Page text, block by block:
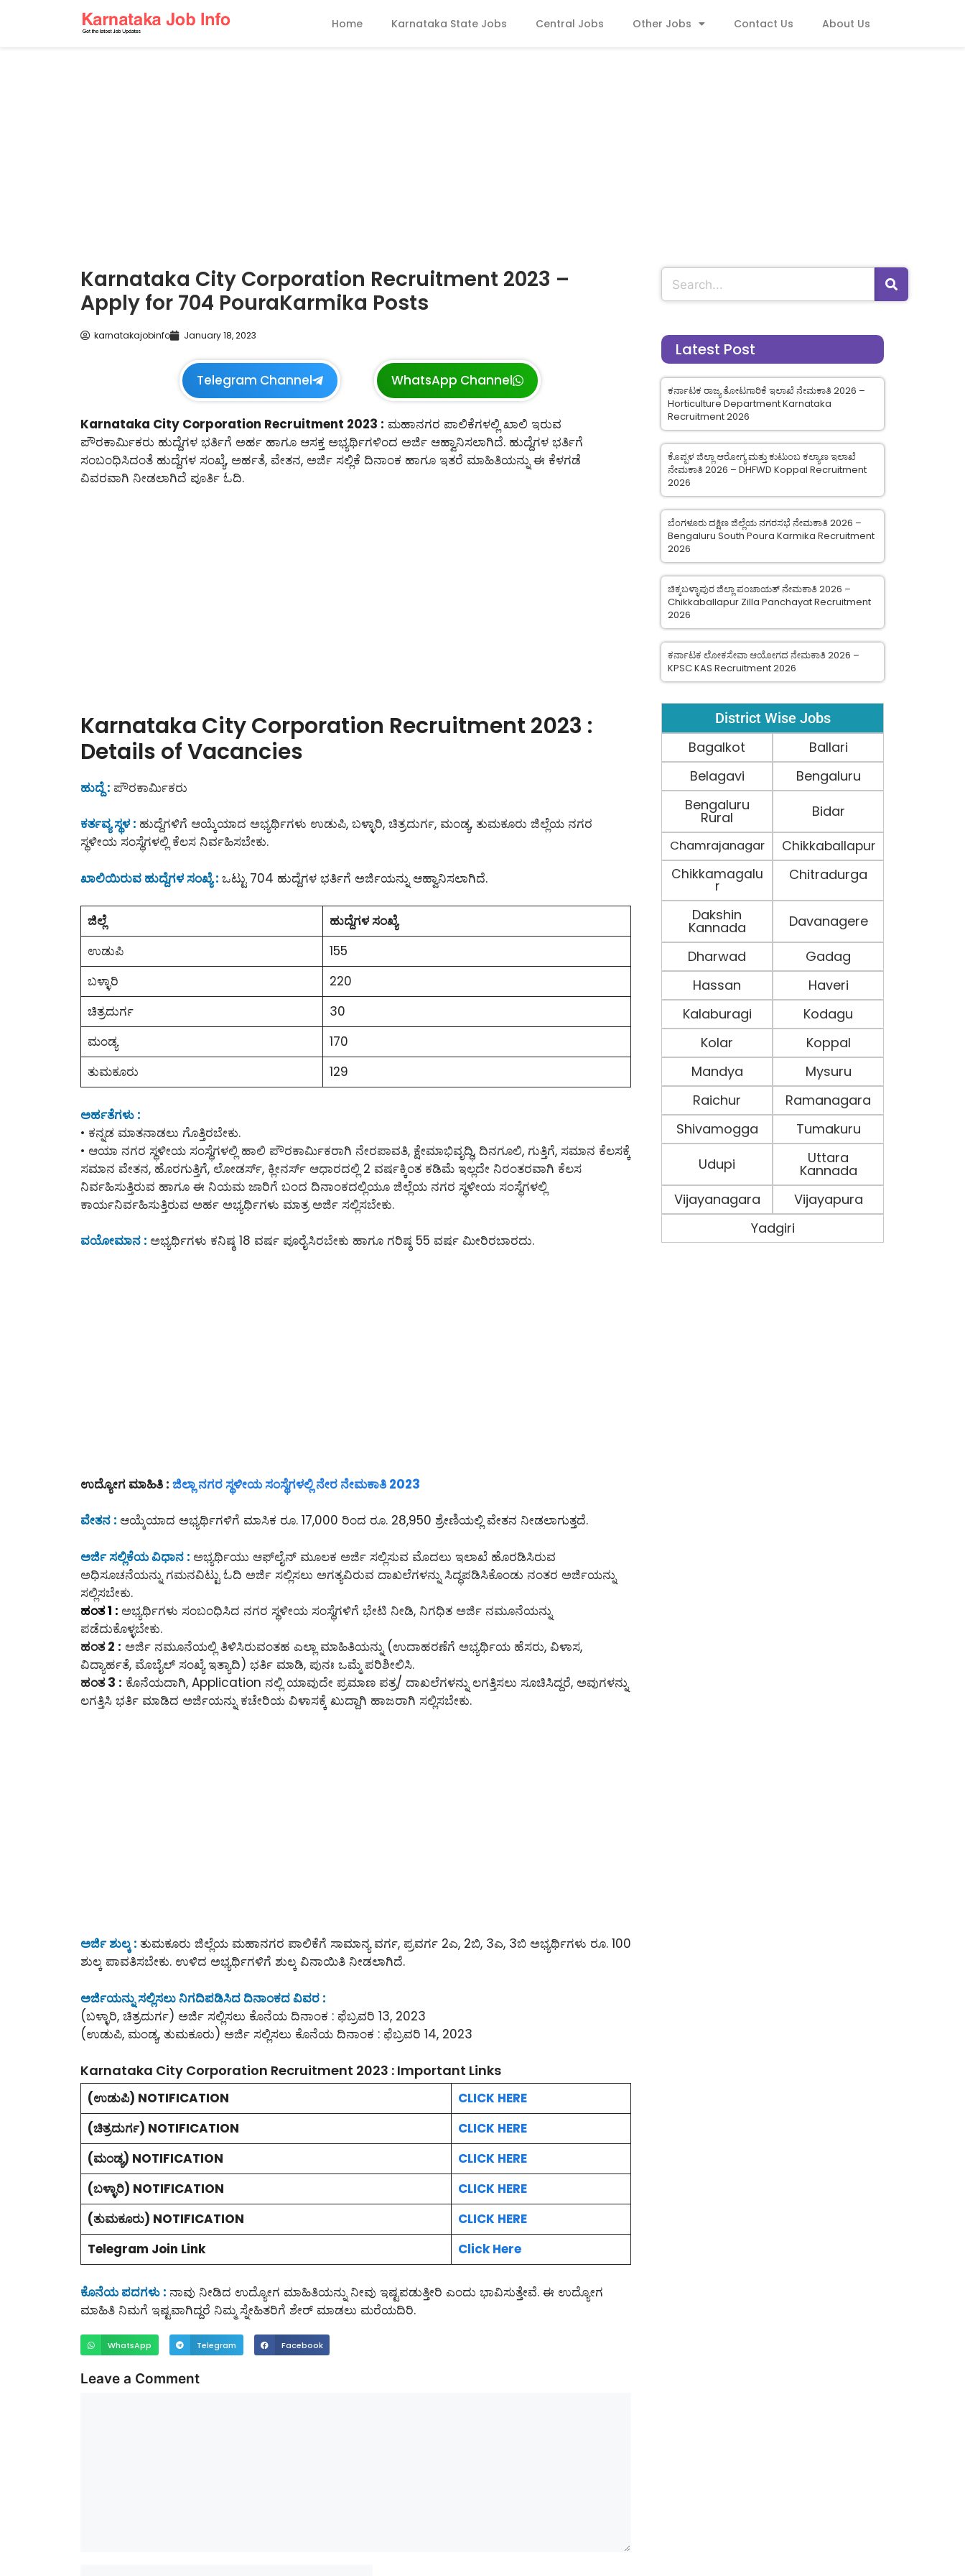
Home Karnataka State Jobs Central Jobs Other Jobs Contact Us About Us
Karnataka City Corporation Recruitment 2023 –
Apply for 704 PouraKarmika Posts
karnatakajobinfo January 18, 2023
Telegram Channel WhatsApp Channel
Karnataka City Corporation Recruitment 2023 : ಮಹಾನಗರ ಪಾಲಿಕೆಗಳಲ್ಲಿ ಖಾಲಿ ಇರುವ
ಪೌರಕಾರ್ಮಿಕರು ಹುದ್ದೆಗಳ ಭರ್ತಿಗೆ ಅರ್ಹ ಹಾಗೂ ಆಸಕ್ತ ಅಭ್ಯರ್ಥಿಗಳಿಂದ ಅರ್ಜಿ ಆಹ್ವಾನಿಸಲಾಗಿದೆ. ಹುದ್ದೆಗಳ ಭರ್ತಿಗೆ
ಸಂಬಂಧಿಸಿದಂತೆ ಹುದ್ದೆಗಳ ಸಂಖ್ಯೆ, ಅರ್ಹತೆ, ವೇತನ, ಅರ್ಜಿ ಸಲ್ಲಿಕೆ ದಿನಾಂಕ ಹಾಗೂ ಇತರೆ ಮಾಹಿತಿಯನ್ನು ಈ ಕೆಳಗಡೆ
ವಿವರವಾಗಿ ನೀಡಲಾಗಿದೆ ಪೂರ್ತಿ ಓದಿ.
Karnataka City Corporation Recruitment 2023 :
Details of Vacancies
ಹುದ್ದೆ : ಪೌರಕಾರ್ಮಿಕರು
ಕರ್ತವ್ಯ ಸ್ಥಳ : ಹುದ್ದೆಗಳಿಗೆ ಆಯ್ಕೆಯಾದ ಅಭ್ಯರ್ಥಿಗಳು ಉಡುಪಿ, ಬಳ್ಳಾರಿ, ಚಿತ್ರದುರ್ಗ, ಮಂಡ್ಯ, ತುಮಕೂರು ಜಿಲ್ಲೆಯ ನಗರ
ಸ್ಥಳೀಯ ಸಂಸ್ಥೆಗಳಲ್ಲಿ ಕೆಲಸ ನಿರ್ವಹಿಸಬೇಕು.
ಖಾಲಿಯಿರುವ ಹುದ್ದೆಗಳ ಸಂಖ್ಯೆ : ಒಟ್ಟು 704 ಹುದ್ದೆಗಳ ಭರ್ತಿಗೆ ಅರ್ಜಿಯನ್ನು ಆಹ್ವಾನಿಸಲಾಗಿದೆ.
ಜಿಲ್ಲೆ
ಹುದ್ದೆಗಳ ಸಂಖ್ಯೆ
ಉಡುಪಿ
155
ಬಳ್ಳಾರಿ
220
ಚಿತ್ರದುರ್ಗ
30
ಮಂಡ್ಯ
170
ತುಮಕೂರು
129
ಅರ್ಹತೆಗಳು :
• ಕನ್ನಡ ಮಾತನಾಡಲು ಗೊತ್ತಿರಬೇಕು.
• ಆಯಾ ನಗರ ಸ್ಥಳೀಯ ಸಂಸ್ಥೆಗಳಲ್ಲಿ ಹಾಲಿ ಪೌರಕಾರ್ಮಿಕರಾಗಿ ನೇರಪಾವತಿ, ಕ್ಷೇಮಾಭಿವೃದ್ಧಿ, ದಿನಗೂಲಿ, ಗುತ್ತಿಗೆ, ಸಮಾನ ಕೆಲಸಕ್ಕೆ
ಸಮಾನ ವೇತನ, ಹೊರಗುತ್ತಿಗೆ, ಲೋಡರ್ಸ್, ಕ್ಲೀನರ್ಸ್ ಆಧಾರದಲ್ಲಿ 2 ವರ್ಷಕ್ಕಿಂತ ಕಡಿಮೆ ಇಲ್ಲದೇ ನಿರಂತರವಾಗಿ ಕೆಲಸ
ನಿರ್ವಹಿಸುತ್ತಿರುವ ಹಾಗೂ ಈ ನಿಯಮ ಜಾರಿಗೆ ಬಂದ ದಿನಾಂಕದಲ್ಲಿಯೂ ಜಿಲ್ಲೆಯ ನಗರ ಸ್ಥಳೀಯ ಸಂಸ್ಥೆಗಳಲ್ಲಿ
ಕಾರ್ಯನಿರ್ವಹಿಸುತ್ತಿರುವ ಅರ್ಹ ಅಭ್ಯರ್ಥಿಗಳು ಮಾತ್ರ ಅರ್ಜಿ ಸಲ್ಲಿಸಬೇಕು.
ವಯೋಮಾನ : ಅಭ್ಯರ್ಥಿಗಳು ಕನಿಷ್ಠ 18 ವರ್ಷ ಪೂರೈಸಿರಬೇಕು ಹಾಗೂ ಗರಿಷ್ಠ 55 ವರ್ಷ ಮೀರಿರಬಾರದು.
ಉದ್ಯೋಗ ಮಾಹಿತಿ : ಜಿಲ್ಲಾ ನಗರ ಸ್ಥಳೀಯ ಸಂಸ್ಥೆಗಳಲ್ಲಿ ನೇರ ನೇಮಕಾತಿ 2023
ವೇತನ : ಆಯ್ಕೆಯಾದ ಅಭ್ಯರ್ಥಿಗಳಿಗೆ ಮಾಸಿಕ ರೂ. 17,000 ರಿಂದ ರೂ. 28,950 ಶ್ರೇಣಿಯಲ್ಲಿ ವೇತನ ನೀಡಲಾಗುತ್ತದೆ.
ಅರ್ಜಿ ಸಲ್ಲಿಕೆಯ ವಿಧಾನ : ಅಭ್ಯರ್ಥಿಯು ಆಫ್‌ಲೈನ್‌ ಮೂಲಕ ಅರ್ಜಿ ಸಲ್ಲಿಸುವ ಮೊದಲು ಇಲಾಖೆ ಹೊರಡಿಸಿರುವ
ಅಧಿಸೂಚನೆಯನ್ನು ಗಮನವಿಟ್ಟು ಓದಿ ಅರ್ಜಿ ಸಲ್ಲಿಸಲು ಅಗತ್ಯವಿರುವ ದಾಖಲೆಗಳನ್ನು ಸಿದ್ಧಪಡಿಸಿಕೊಂಡು ನಂತರ ಅರ್ಜಿಯನ್ನು
ಸಲ್ಲಿಸಬೇಕು.
ಹಂತ 1 : ಅಭ್ಯರ್ಥಿಗಳು ಸಂಬಂಧಿಸಿದ ನಗರ ಸ್ಥಳೀಯ ಸಂಸ್ಥೆಗಳಿಗೆ ಭೇಟಿ ನೀಡಿ, ನಿಗಧಿತ ಅರ್ಜಿ ನಮೂನೆಯನ್ನು
ಪಡೆದುಕೊಳ್ಳಬೇಕು.
ಹಂತ 2 : ಅರ್ಜಿ ನಮೂನೆಯಲ್ಲಿ ತಿಳಿಸಿರುವಂತಹ ಎಲ್ಲಾ ಮಾಹಿತಿಯನ್ನು (ಉದಾಹರಣೆಗೆ ಅಭ್ಯರ್ಥಿಯ ಹೆಸರು, ವಿಳಾಸ,
ವಿದ್ಯಾರ್ಹತೆ, ಮೊಬೈಲ್ ಸಂಖ್ಯೆ ಇತ್ಯಾದಿ) ಭರ್ತಿ ಮಾಡಿ, ಪುನಃ ಒಮ್ಮೆ ಪರಿಶೀಲಿಸಿ.
ಹಂತ 3 : ಕೊನೆಯದಾಗಿ, Application ನಲ್ಲಿ ಯಾವುದೇ ಪ್ರಮಾಣ ಪತ್ರ/ ದಾಖಲೆಗಳನ್ನು ಲಗತ್ತಿಸಲು ಸೂಚಿಸಿದ್ದರೆ, ಅವುಗಳನ್ನು
ಲಗತ್ತಿಸಿ ಭರ್ತಿ ಮಾಡಿದ ಅರ್ಜಿಯನ್ನು ಕಚೇರಿಯ ವಿಳಾಸಕ್ಕೆ ಖುದ್ದಾಗಿ ಹಾಜರಾಗಿ ಸಲ್ಲಿಸಬೇಕು.
ಅರ್ಜಿ ಶುಲ್ಕ : ತುಮಕೂರು ಜಿಲ್ಲೆಯ ಮಹಾನಗರ ಪಾಲಿಕೆಗೆ ಸಾಮಾನ್ಯ ವರ್ಗ, ಪ್ರವರ್ಗ 2ಎ, 2ಬಿ, 3ಎ, 3ಬಿ ಅಭ್ಯರ್ಥಿಗಳು ರೂ. 100
ಶುಲ್ಕ ಪಾವತಿಸಬೇಕು. ಉಳಿದ ಅಭ್ಯರ್ಥಿಗಳಿಗೆ ಶುಲ್ಕ ವಿನಾಯಿತಿ ನೀಡಲಾಗಿದೆ.
ಅರ್ಜಿಯನ್ನು ಸಲ್ಲಿಸಲು ನಿಗದಿಪಡಿಸಿದ ದಿನಾಂಕದ ವಿವರ :
(ಬಳ್ಳಾರಿ, ಚಿತ್ರದುರ್ಗ) ಅರ್ಜಿ ಸಲ್ಲಿಸಲು ಕೊನೆಯ ದಿನಾಂಕ : ಫೆಬ್ರವರಿ 13, 2023
(ಉಡುಪಿ, ಮಂಡ್ಯ, ತುಮಕೂರು) ಅರ್ಜಿ ಸಲ್ಲಿಸಲು ಕೊನೆಯ ದಿನಾಂಕ : ಫೆಬ್ರವರಿ 14, 2023
Karnataka City Corporation Recruitment 2023 : Important Links
(ಉಡುಪಿ) NOTIFICATION
CLICK HERE
(ಚಿತ್ರದುರ್ಗ) NOTIFICATION
CLICK HERE
(ಮಂಡ್ಯ) NOTIFICATION
CLICK HERE
(ಬಳ್ಳಾರಿ) NOTIFICATION
CLICK HERE
(ತುಮಕೂರು) NOTIFICATION
CLICK HERE
Telegram Join Link
Click Here
ಕೊನೆಯ ಪದಗಳು : ನಾವು ನೀಡಿದ ಉದ್ಯೋಗ ಮಾಹಿತಿಯನ್ನು ನೀವು ಇಷ್ಟಪಡುತ್ತೀರಿ ಎಂದು ಭಾವಿಸುತ್ತೇವೆ. ಈ ಉದ್ಯೋಗ
ಮಾಹಿತಿ ನಿಮಗೆ ಇಷ್ಟವಾಗಿದ್ದರೆ ನಿಮ್ಮ ಸ್ನೇಹಿತರಿಗೆ ಶೇರ್ ಮಾಡಲು ಮರೆಯದಿರಿ.
WhatsApp Telegram Facebook
Leave a Comment
Latest Post
ಕರ್ನಾಟಕ ರಾಜ್ಯ ತೋಟಗಾರಿಕೆ ಇಲಾಖೆ ನೇಮಕಾತಿ 2026 –
Horticulture Department Karnataka
Recruitment 2026
ಕೊಪ್ಪಳ ಜಿಲ್ಲಾ ಆರೋಗ್ಯ ಮತ್ತು ಕುಟುಂಬ ಕಲ್ಯಾಣ ಇಲಾಖೆ
ನೇಮಕಾತಿ 2026 – DHFWD Koppal Recruitment
2026
ಬೆಂಗಳೂರು ದಕ್ಷಿಣ ಜಿಲ್ಲೆಯ ನಗರಸಭೆ ನೇಮಕಾತಿ 2026 –
Bengaluru South Poura Karmika Recruitment
2026
ಚಿಕ್ಕಬಳ್ಳಾಪುರ ಜಿಲ್ಲಾ ಪಂಚಾಯತ್ ನೇಮಕಾತಿ 2026 –
Chikkaballapur Zilla Panchayat Recruitment
2026
ಕರ್ನಾಟಕ ಲೋಕಸೇವಾ ಆಯೋಗದ ನೇಮಕಾತಿ 2026 –
KPSC KAS Recruitment 2026
District Wise Jobs
Bagalkot
Ballari
Belagavi
Bengaluru
Bengaluru
Rural Bidar
Chamrajanagar
Chikkaballapur
Chikkamagalu
r
Chitradurga
Dakshin
Kannada
Davanagere
Dharwad
Gadag
Hassan
Haveri
Kalaburagi
Kodagu
Kolar
Koppal
Mandya
Mysuru
Raichur
Ramanagara
Shivamogga
Tumakuru
Udupi
Uttara
Kannada
Vijayanagara
Vijayapura
Yadgiri